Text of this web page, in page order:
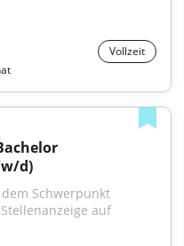
Vollzeit
d)
auf